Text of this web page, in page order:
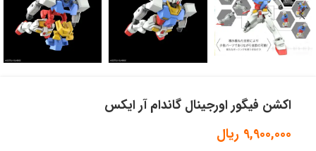
اکشن فیگور اورجینال گاندام آر ایکس
9,900,000 ریال